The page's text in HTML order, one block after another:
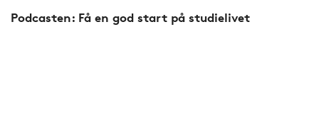
Podcasten: Få en god start på studielivet